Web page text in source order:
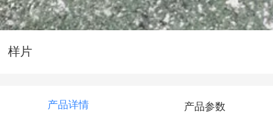
样片
产品详情 产品参数